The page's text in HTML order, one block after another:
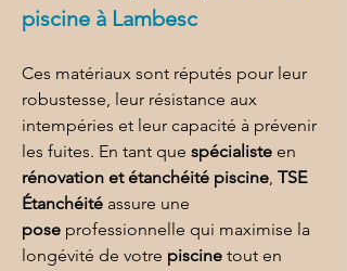
piscine à Lambesc
Ces matériaux sont réputés pour leur
robustesse, leur résistance aux
intempéries et leur capacité à prévenir
les fuites. En tant que spécialiste en
rénovation et étanchéité piscine, TSE
Étanchéité assure une
pose professionnelle qui maximise la
longévité de votre piscine tout en